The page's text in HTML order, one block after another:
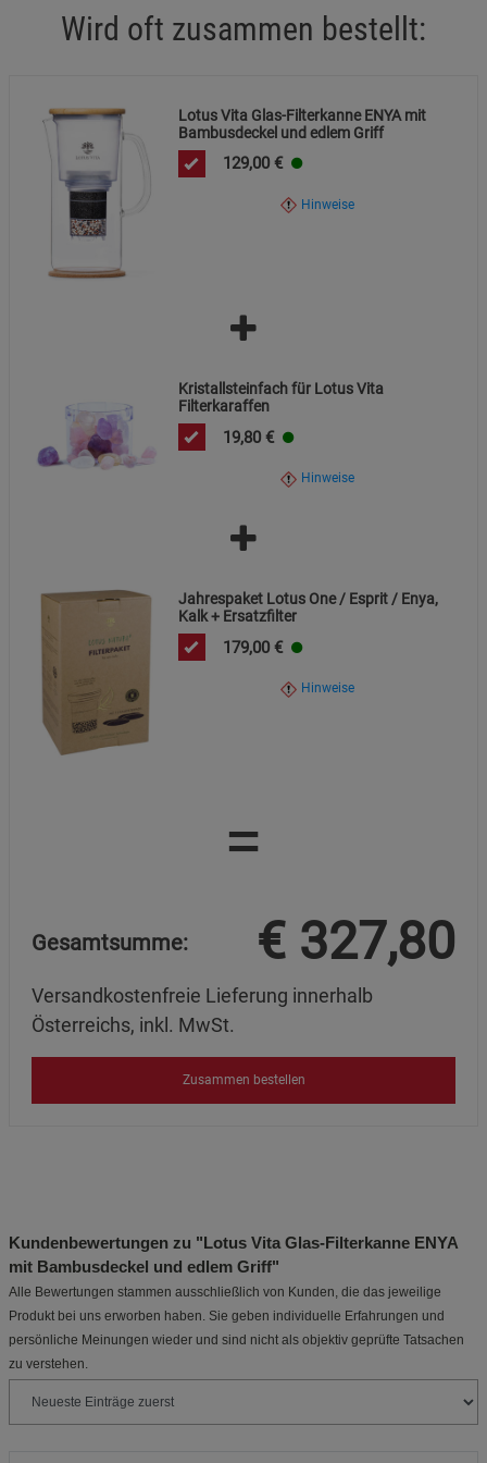
Wird oft zusammen bestellt:
Lotus Vita Glas-Filterkanne ENYA mit
Bambusdeckel und edlem Griff
129,00 €
Hinweise
Kristallsteinfach für Lotus Vita
Filterkaraffen
19,80 €
Hinweise
Jahrespaket Lotus One / Esprit / Enya,
Kalk + Ersatzfilter
179,00 €
Hinweise
=
Gesamtsumme: € 327,80
Versandkostenfreie Lieferung innerhalb
Österreichs, inkl. MwSt.
Zusammen bestellen
Kundenbewertungen zu "Lotus Vita Glas-Filterkanne ENYA
mit Bambusdeckel und edlem Griff"
Alle Bewertungen stammen ausschließlich von Kunden, die das jeweilige
Produkt bei uns erworben haben. Sie geben individuelle Erfahrungen und
persönliche Meinungen wieder und sind nicht als objektiv geprüfte Tatsachen
zu verstehen.